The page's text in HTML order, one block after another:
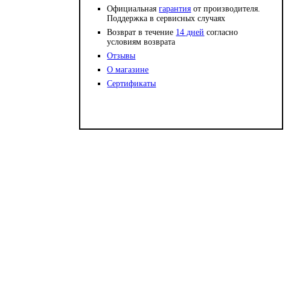
Официальнаягарантия от производителя.
Поддержка в сервисных случаях
Возврат в течение 14 дней согласно
условиям возврата
Отзывы
О магазине
Сертификаты